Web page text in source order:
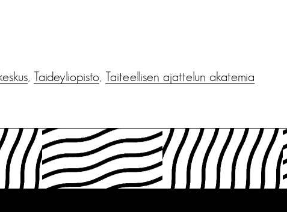
, Taideyliopisto, Taiteellisen ajattelun akatemia